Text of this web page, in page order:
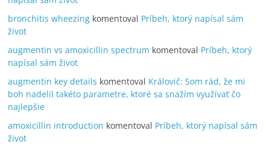
bronchitis wheezing komentoval Príbeh, ktorý napísal sám
život
augmentin vs amoxicillin spectrum komentoval Príbeh, ktorý
napísal sám život
augmentin key details komentoval Královič: Som rád, že mi
boh nadelil takéto parametre, ktoré sa snažím využívať čo
najlepšie
amoxicillin introduction komentoval Príbeh, ktorý napísal sám
život